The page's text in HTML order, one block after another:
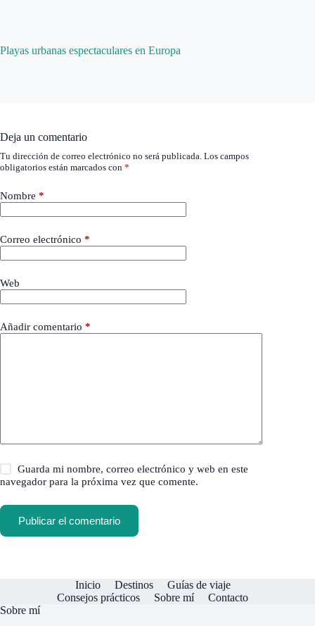
Playas urbanas espectaculares en Europa
Deja un comentario
Tu dirección de correo electrónico no será publicada. Los campos
obligatorios están marcados con *
Nombre *
Correo electrónico *
Web
Añadir comentario *
Guarda mi nombre, correo electrónico y web en este
navegador para la próxima vez que comente.
Publicar el comentario
Inicio Destinos
Guías de viaje
Consejos prácticos
Sobre mí
Contacto
Sobre mí